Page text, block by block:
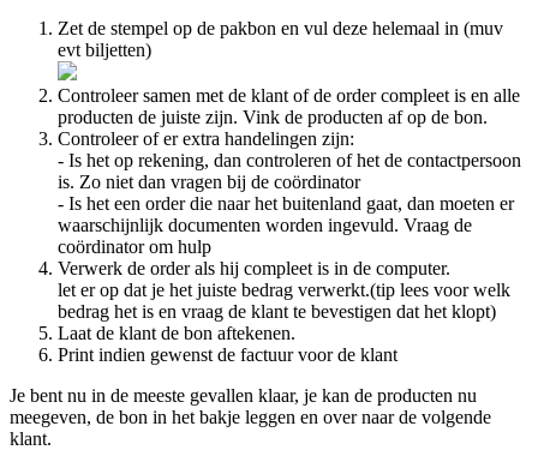
Zet de stempel op de pakbon en vul deze helemaal in (muv
evt biljetten)
Controleer samen met de klant of de order compleet is en alle
producten de juiste zijn. Vink de producten af op de bon.
Controleer of er extra handelingen zijn:
- Is het op rekening, dan controleren of het de contactpersoon
is. Zo niet dan vragen bij de coördinator
- Is het een order die naar het buitenland gaat, dan moeten er
waarschijnlijk documenten worden ingevuld. Vraag de
coördinator om hulp
Verwerk de order als hij compleet is in de computer.
let er op dat je het juiste bedrag verwerkt.(tip lees voor welk
bedrag het is en vraag de klant te bevestigen dat het klopt)
Laat de klant de bon aftekenen.
Print indien gewenst de factuur voor de klant
Je bent nu in de meeste gevallen klaar, je kan de producten nu
meegeven, de bon in het bakje leggen en over naar de volgende
klant.